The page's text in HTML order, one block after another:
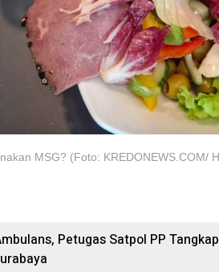
MSG? (Foto: KREDONEWS.COM/
Petugas Satpol PP